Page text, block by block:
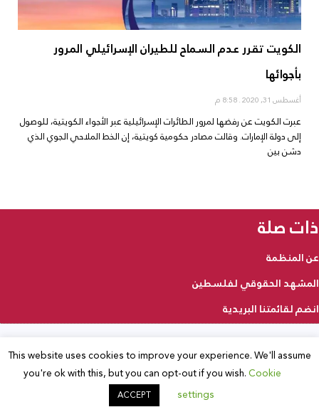
الكويت تقرر عدم السماح للطيران الإسرائيلي المرور
بأجوائها
أغسطس 31, 2020
عبرت الكويت عن رفضها لمرور الطائرات الإسرائيلية عبر الأجواء الكويتية، للوصول
إلى دولة الإمارات. وقالت مصادر حكومية كويتية، إن الخط الملاحي الجوي الذي
دشن بين
ذات صلة
عن المنظمة
المشهد الحقوقي لفلسطين
انضم لقائمتنا البريدية
2025 © جميع الحقوق محفوظة
This website uses cookies to improve your experience. We'll assume
you're ok with this, but you can opt-out if you wish.Cookie
settings
ACCEPT